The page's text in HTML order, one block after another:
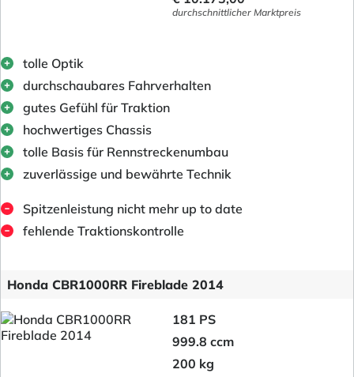
durchschnittlicher Marktpreis
tolle Optik
durchschaubares Fahrverhalten
gutes Gefühl für Traktion
hochwertiges Chassis
tolle Basis für Rennstreckenumbau
zuverlässige und bewährte Technik
Spitzenleistung nicht mehr up to date
fehlende Traktionskontrolle
Honda CBR1000RR Fireblade 2014
181 PS
999.8 ccm
200 kg